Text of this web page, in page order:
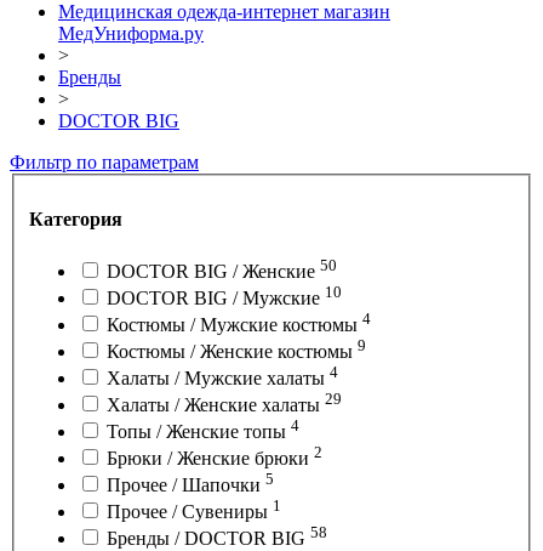
Медицинская одежда-интернет магазин
МедУниформа.ру
>
Бренды
>
DOCTOR BIG
Фильтр по параметрам
Категория
DOCTOR BIG / Женские 50
DOCTOR BIG / Мужские 10
Костюмы / Мужские костюмы 4
Костюмы / Женские костюмы 9
Халаты / Мужские халаты 4
Халаты / Женские халаты 29
Топы / Женские топы 4
Брюки / Женские брюки 2
Прочее / Шапочки 5
Прочее / Сувениры 1
Бренды / DOCTOR BIG 58